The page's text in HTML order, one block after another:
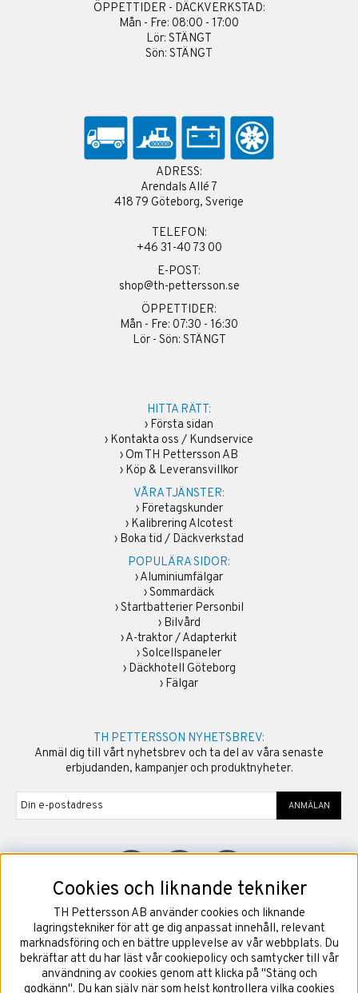
ÖPPETTIDER - DÄCKVERKSTAD:
Mån - Fre: 08:00 - 17:00
Lör: STÄNGT
Sön: STÄNGT
ADRESS:
Arendals Allé 7
418 79 Göteborg, Sverige
TELEFON:
+46 31-40 73 00
E-POST:
shop@th-pettersson.se
ÖPPETTIDER:
Mån - Fre: 07:30 - 16:30
Lör - Sön: STÄNGT
HITTA RÄTT:
› Första sidan
› Kontakta oss / Kundservice
› Om TH Pettersson AB
› Köp & Leveransvillkor
VÅRA TJÄNSTER:
› Företagskunder
› Kalibrering Alcotest
› Boka tid / Däckverkstad
POPULÄRA SIDOR:
›Aluminiumfälgar
›Sommardäck
›Startbatterier Personbil
› Bilvård
›A-traktor / Adapterkit
›Solcellspaneler
› Däckhotell Göteborg
› Fälgar
TH PETTERSSON NYHETSBREV:
Anmäl dig till vårt nyhetsbrev och ta del av våra senaste
erbjudanden, kampanjer och produktnyheter.
ANMÄLAN
©2026Copyright TH Pettersson AB
Cookies och liknande tekniker
TH Pettersson AB använder cookies och liknande
lagringstekniker för att ge dig anpassat innehåll, relevant
marknadsföring och en bättre upplevelse av vår webbplats. Du
bekräftar att du har läst vår cookiepolicy och samtycker till vår
användning av cookies genom att klicka på "Stäng och
godkänn". Du kan själv när som helst kontrollera vilka cookies